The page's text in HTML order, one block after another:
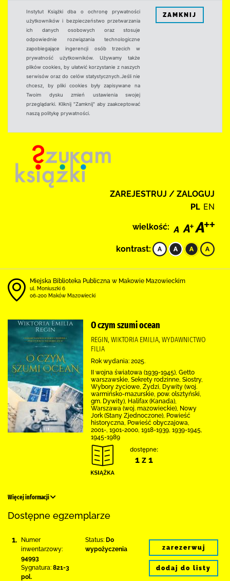
Instytut Książki dba o ochronę prywatności
użytkowników i bezpieczeństwo przetwarzania
ich danych osobowych oraz stosuje
odpowiednie rozwiązania technologiczne
zapobiegające ingerencji osób trzecich w
prywatność użytkowników. Używamy także
plików cookies, by ułatwić korzystanie z naszych
serwisów oraz do celów statystycznych.Jeśli nie
chcesz, by pliki cookies były zapisywane na
Twoim dysku zmień ustawienia swojej
przeglądarki. Kliknij "Zamknij" aby zaakceptować
naszą politykę prywatności.
ZAMKNIJ
ZAREJESTRUJ / ZALOGUJ
PL EN
wielkość:
kontrast:
Miejska Biblioteka Publiczna w Makowie Mazowieckim
ul. Moniuszki 6
06-200 Maków Mazowiecki
O czym szumi ocean
REGIN, WIKTORIA EMILIA, WYDAWNICTWO
FILIA
Rok wydania: 2025.
II wojna światowa (1939-1945), Getto
warszawskie, Sekrety rodzinne, Siostry,
Wybory życiowe, Żydzi, Dywity (woj.
warmińsko-mazurskie, pow. olsztyński,
gm. Dywity), Halifax (Kanada),
Warszawa (woj. mazowieckie), Nowy
Jork (Stany Zjednoczone), Powieść
historyczna, Powieść obyczajowa,
2001-, 1901-2000, 1918-1939, 1939-1945,
1945-1989
dostępne:
1 z 1
Więcej informacji
Dostępne egzemplarze
1.
Numer
inwentarzowy:
94993
Sygnatura: 821-3
pol.
Status: Do
wypożyczenia
zarezerwuj
dodaj do listy